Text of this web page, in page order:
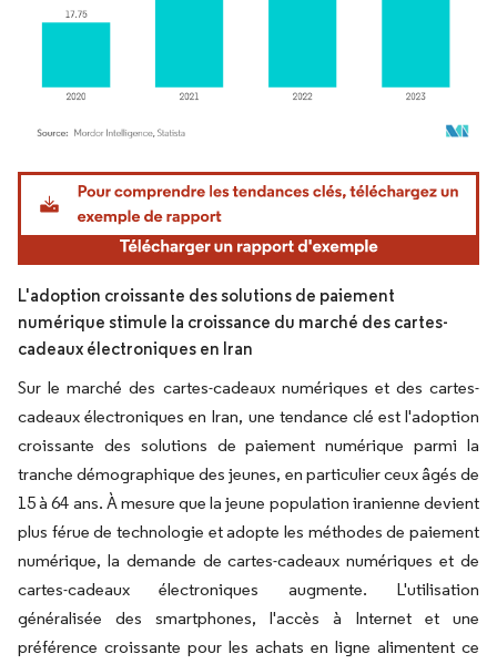
Image © Mordor Intelligence. La réutilisation nécessite une attribution sous CC BY
L'adoption croissante des solutions de paiement
numérique stimule la croissance du marché des cartes-
cadeaux électroniques en Iran
Sur le marché des cartes-cadeaux numériques et des cartes-
cadeaux électroniques en Iran, une tendance clé est l'adoption
croissante des solutions de paiement numérique parmi la
tranche démographique des jeunes, en particulier ceux âgés de
15 à 64 ans. À mesure que la jeune population iranienne devient
plus férue de technologie et adopte les méthodes de paiement
numérique, la demande de cartes-cadeaux numériques et de
cartes-cadeaux électroniques augmente. L'utilisation
généralisée des smartphones, l'accès à Internet et une
préférence croissante pour les achats en ligne alimentent ce